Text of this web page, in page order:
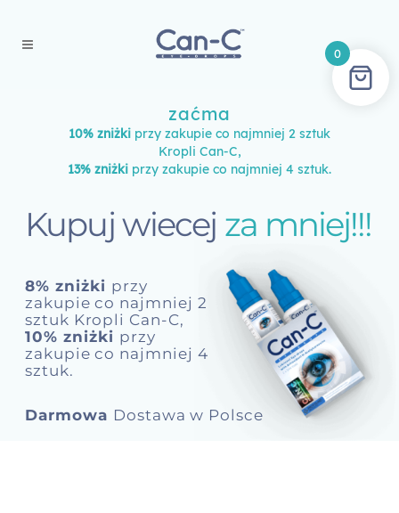
zaćma
10% zniżki przy zakupie co najmniej 2 sztuk
Kropli Can-C,
13% zniżki przy zakupie co najmniej 4 sztuk.
8% zniżki przy
zakupie co najmniej 2
sztuk Kropli Can-C,
10% zniżki przy
zakupie co najmniej 4
sztuk.
Darmowa Dostawa w Polsce
Kupuj wiecej za mniej!!!
0